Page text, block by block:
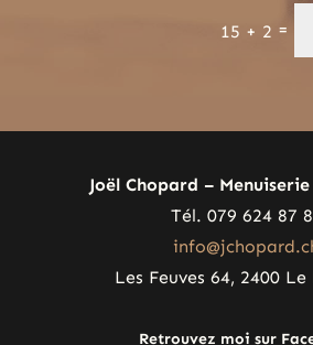
15 + 2 =
Joël Chopard –
Tél. 079 624 87
Les Feuves 64, 2400 Le
Retrouvez moi sur